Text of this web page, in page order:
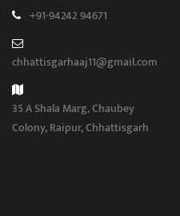
+91-94242 94671
chhattisgarhaaj11@gmail.com
35 A Shala Marg, Chaubey
Colony, Raipur, Chhattisgarh